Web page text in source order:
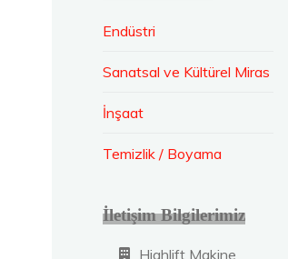
Endüstri
Sanatsal ve Kültürel Miras
İnşaat
Temizlik / Boyama
İletişim Bilgilerimiz
Highlift Makine